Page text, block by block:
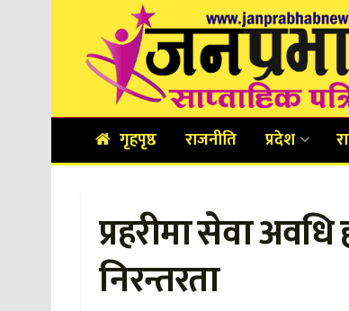
गृहपृष्ठ राजनीति प्रदेश
प्रहरीमा सेवा
निरन्तरता